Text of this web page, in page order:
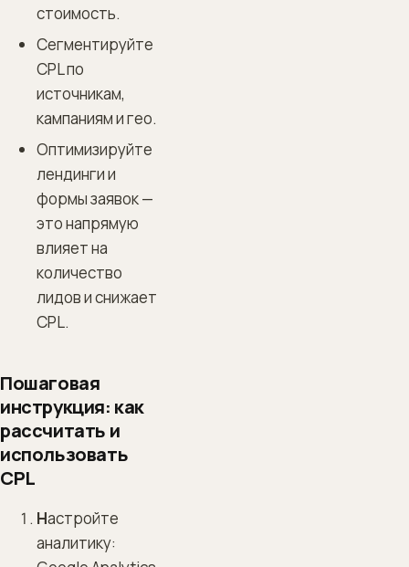
стоимость.
Сегментируйте
CPL по
источникам,
кампаниям и гео.
Оптимизируйте
лендинги и
формы заявок —
это напрямую
влияет на
количество
лидов и снижает
CPL.
Пошаговая
инструкция: как
рассчитать и
использовать
CPL
Настройте
аналитику: